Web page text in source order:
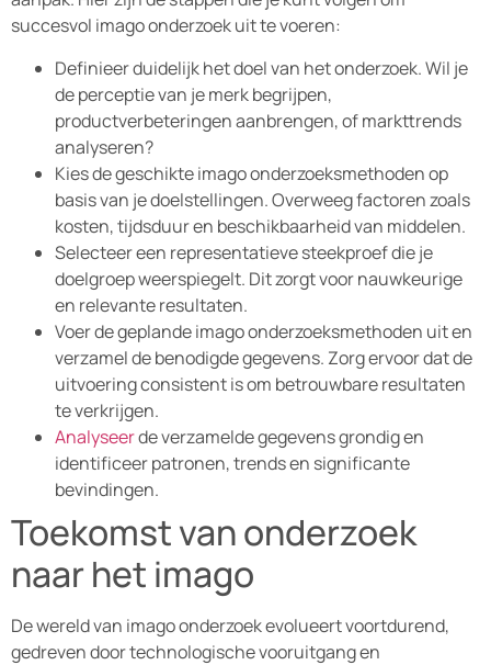
succesvol imago onderzoek uit te voeren:
Definieer duidelijk het doel van het onderzoek. Wil je
de perceptie van je merk begrijpen,
productverbeteringen aanbrengen, of markttrends
analyseren?
Kies de geschikte imago onderzoeksmethoden op
basis van je doelstellingen. Overweeg factoren zoals
kosten, tijdsduur en beschikbaarheid van middelen.
Selecteer een representatieve steekproef die je
doelgroep weerspiegelt. Dit zorgt voor nauwkeurige
en relevante resultaten.
Voer de geplande imago onderzoeksmethoden uit en
verzamel de benodigde gegevens. Zorg ervoor dat de
uitvoering consistent is om betrouwbare resultaten
te verkrijgen.
Analyseerde verzamelde gegevens grondig en
identificeer patronen, trends en significante
bevindingen.
Toekomst van onderzoek
naar het imago
De wereld van imago onderzoek evolueert voortdurend,
gedreven door technologische vooruitgang en